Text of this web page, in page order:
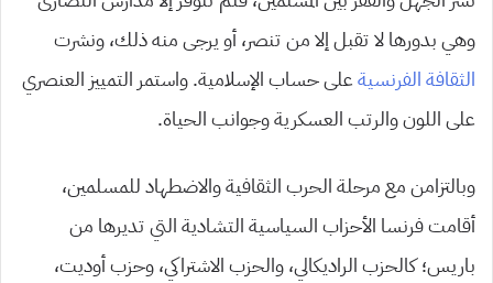
وهي بدورها لا تقبل إلا من تنصر، أو يرجى منه ذلك، ونشرت
الثقافة الفرنسيةعلى حساب الإسلامية. واستمر التمييز العنصري
على اللون والرتب العسكرية وجوانب الحياة.
وبالتزامن مع مرحلة الحرب الثقافية والاضطهاد للمسلمين،
أقامت فرنسا الأحزاب السياسية التشادية التي تديرها من
باريس؛ كالحزب الراديكالي، والحزب الاشتراكي، وحزب أوديت،